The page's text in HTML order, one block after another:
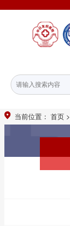
当前位置： 首页>